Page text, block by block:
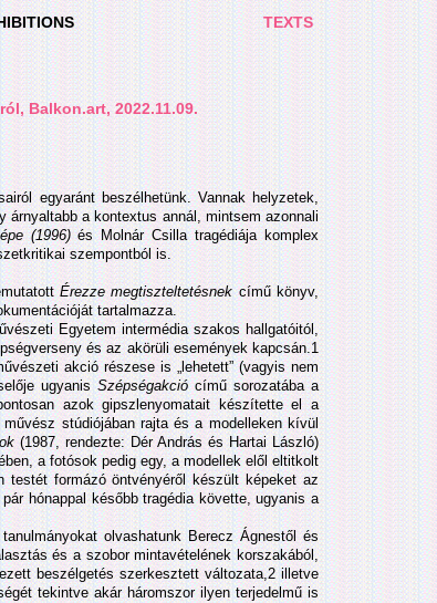
TEXTS
Balkon.art, 2022.11.09.
egyaránt beszélhetünk. Vannak helyzetek,
a kontextus annál, mintsem azonnali
(1996)és Molnár Csilla tragédiája komplex
szempontból is.
Érezze megtiszteltetésnekcímű könyv,
tartalmazza.
Egyetem intermédia szakos hallgatóitól,
és az akörüli események kapcsán.1
akció részese is „lehetett” (vagyis nem
ugyanisSzépségakciócímű sorozatába a
azok gipszlenyomatait készítette el a
stúdiójában rajta és a modelleken kívül
(1987, rendezte: Dér András és Hartai László)
a fotósok pedig egy, a modellek elől eltitkolt
testét formázó öntvényéről készült képeket az
hónappal később tragédia követte, ugyanis a
olvashatunk Berecz Ágnestől és
és a szobor mintavételének korszakából,
beszélgetés szerkesztett változata,2 illetve
tekintve akár háromszor ilyen terjedelmű is